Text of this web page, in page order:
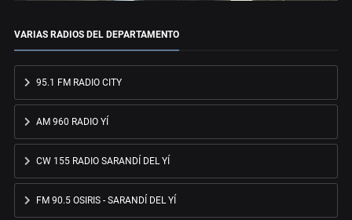
VARIAS RADIOS DEL DEPARTAMENTO
95.1 FM RADIO CITY
AM 960 RADIO YÍ
CW 155 RADIO SARANDÍ DEL YÍ
FM 90.5 OSIRIS - SARANDÍ DEL YÍ